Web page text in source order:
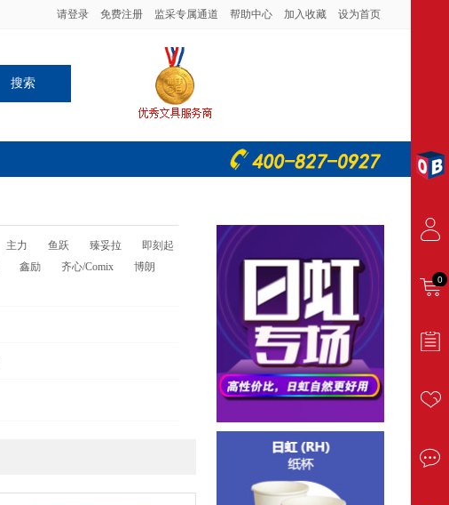
请登录 免费注册 监采专属通道 帮助中心 加入收藏 设为首页
搜索
主力 鱼跃 臻妥拉
即刻起
鑫励 齐心/Comix
博朗
0